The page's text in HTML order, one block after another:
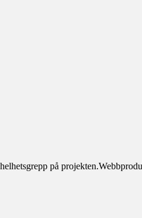
på